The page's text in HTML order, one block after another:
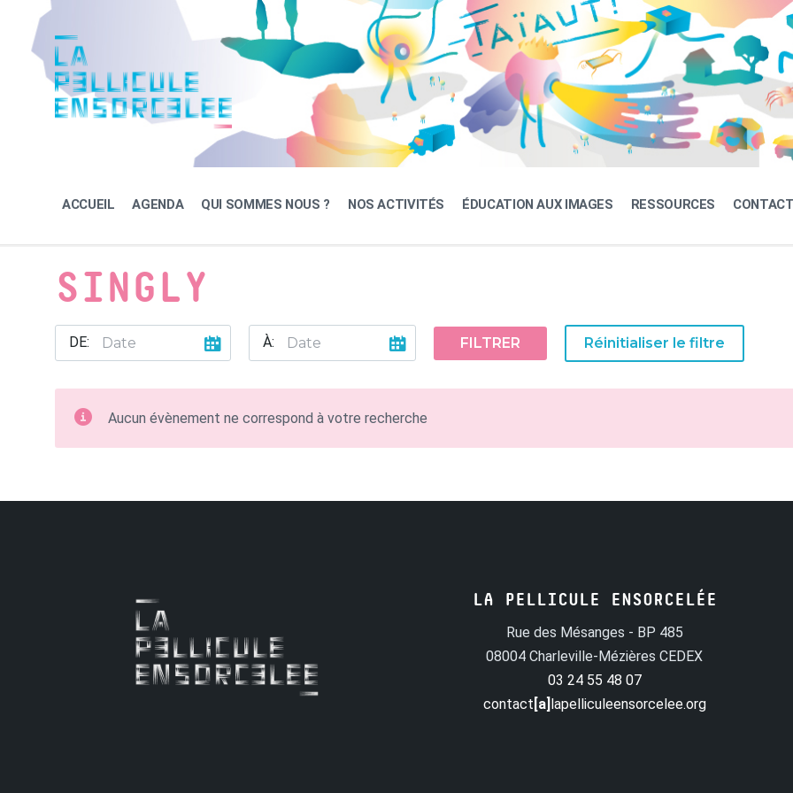
content
navigation
footer
ACCUEIL AGENDA QUI SOMMES NOUS ? NOS ACTIVITÉS ÉDUCATION AUX IMAGES RESSOURCES
SINGLY
DE: À: FILTRER Réinitialiser le filtre
Aucun évènement ne correspond à votre recherche
LA PELLICULE ENSORCELÉE
Rue des Mésanges - BP 485
08004 Charleville-Mézières CEDEX
03 24 55 48 07
contact [a] lapelliculeensorcelee.org